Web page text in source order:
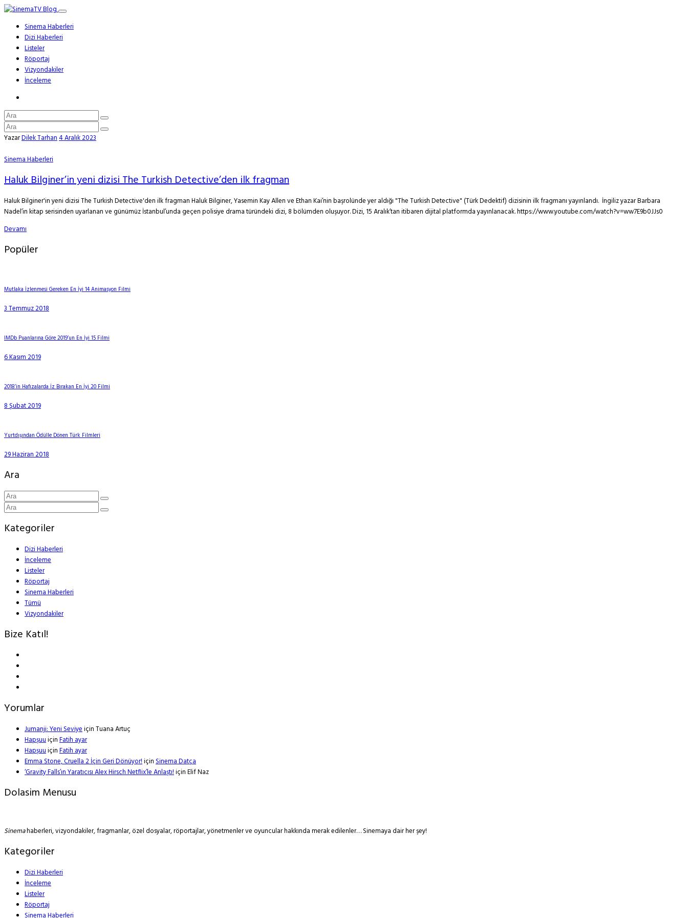
Sinema Haberleri
Dizi Haberleri
Listeler
Röportaj
Vizyondakiler
İnceleme
YazarDilek Tarhan4 Aralık 2023
Sinema Haberleri
Haluk Bilginer’in yeni dizisi The Turkish Detective’den ilk fragman
Haluk Bilginer'in yeni dizisi The Turkish Detective'den ilk fragman Haluk Bilginer, Yasemin Kay Allen ve Ethan Kai’nin başrolünde yer aldığı "The Turkish Detective" (Türk Dedektif) dizisinin ilk fragmanı yayınlandı. İngiliz yazar Barbara
Nadel’in kitap serisinden uyarlanan ve günümüz İstanbul’unda geçen polisiye drama türündeki dizi, 8 bölümden oluşuyor. Dizi, 15 Aralık’tan itibaren dijital platformda yayınlanacak. https://www.youtube.com/watch?v=ww7E9b0JJs0
Devamı
Popüler
Mutlaka İzlenmesi Gereken En İyi 14 Animasyon Filmi
3 Temmuz 2018
IMDb Puanlarına Göre 2019’un En İyi 15 Filmi
6 Kasım 2019
2018’in Hafızalarda İz Bırakan En İyi 20 Filmi
8 Şubat 2019
Yurtdışından Ödülle Dönen Türk Filmleri
29 Haziran 2018
Ara
Kategoriler
Dizi Haberleri
İnceleme
Listeler
Röportaj
Sinema Haberleri
Tümü
Vizyondakiler
Bize Katıl!
Yorumlar
Jumanji: Yeni SeviyeiçinTuana Artuç
HapşuuiçinFatih ayar
HapşuuiçinFatih ayar
Emma Stone, Cruella 2 İçin Geri Dönüyor!içinSinema Datça
‘Gravity Falls’ın Yaratıcısı Alex Hirsch Netflix’le Anlaştı!içinElif Naz
Dolasim Menusu
Sinemahaberleri, vizyondakiler, fragmanlar, özel dosyalar, röportajlar, yönetmenler ve oyuncular hakkında merak edilenler… Sinemaya dair her şey!
Kategoriler
Dizi Haberleri
İnceleme
Listeler
Röportaj
Sinema Haberleri